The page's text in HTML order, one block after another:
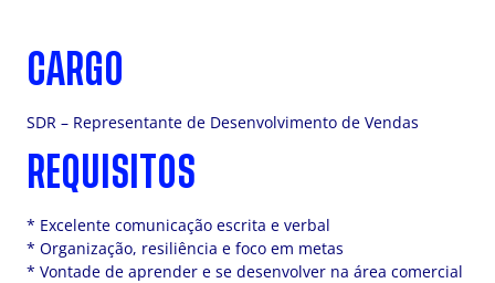
CARGO
SDR – Representante de Desenvolvimento de Vendas
REQUISITOS
* Excelente comunicação escrita e verbal
* Organização, resiliência e foco em metas
* Vontade de aprender e se desenvolver na área comercial